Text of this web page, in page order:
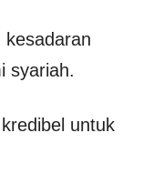
kesadaran
syariah.
untuk